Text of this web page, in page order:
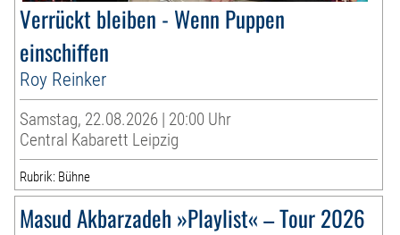
Verrückt bleiben - Wenn Puppen
einschiffen
Roy Reinker
Samstag, 22.08.2026 | 20:00 Uhr
Central Kabarett Leipzig
Rubrik: Bühne
Masud Akbarzadeh »Playlist« – Tour 2026